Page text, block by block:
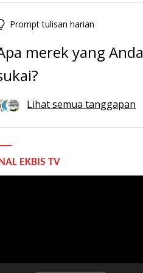
Prompt tulisan harian
merek yang Anda
Lihat semua tanggapan
EKBIS TV